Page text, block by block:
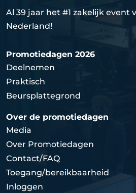
Al 39 jaar het #1 zakelijk event
Nederland!
Promotiedagen 2026
Deelnemen
Praktisch
Beursplattegrond
Over de promotiedagen
Media
Over Promotiedagen
Contact/FAQ
Toegang/bereikbaarheid
Inloggen